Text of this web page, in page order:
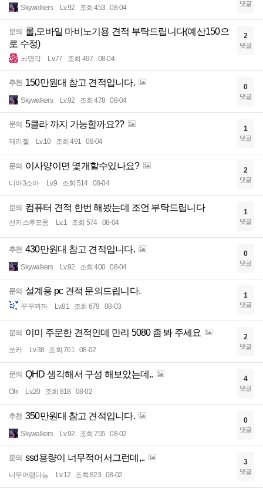
Skywalkers Lv.92 조회 453 08-04 댓글
문의
롤,모바일 마비노기용 견적 부탁드립니다(예산150으
로 수정)
뇌명각 Lv.77 조회 497 08-04
2
댓글
추천 150만원대 참고 견적입니다.
Skywalkers Lv.92 조회 478 08-04
0
댓글
문의 5클라 까지 가능할까요??
제리젤 Lv.10 조회 491 08-04
1
댓글
문의 이사양이면 몇개할수있나요?
디아3소마 Lv.9 조회 514 08-04
2
댓글
문의 컴퓨터 견적 한번 해봤는데 조언 부탁드립니다
선키스후포옹 Lv.1 조회 574 08-04
1
댓글
추천 430만원대 참고 견적입니다.
Skywalkers Lv.92 조회 400 08-04
0
댓글
문의 설계용 pc 견적 문의드립니다.
꾸꾸꽈꽈 Lv.81 조회 679 08-03
1
댓글
문의 이미 주문한 견적인데 만리 5080 좀 봐 주세요
쏘카 Lv.38 조회 761 08-02
2
댓글
문의 QHD 생각해서 구성 해보았는데..
Olri Lv.20 조회 818 08-02
4
댓글
추천 350만원대 참고 견적입니다.
Skywalkers Lv.92 조회 755 08-02
0
댓글
문의 ssd용량이 너무적어서그런데,..
너무어렵다능 Lv.12 조회 823 08-02
3
댓글